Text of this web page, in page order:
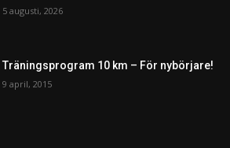
5 augusti, 2026
Träningsprogram 10 km – För nybörjare!
9 april, 2015